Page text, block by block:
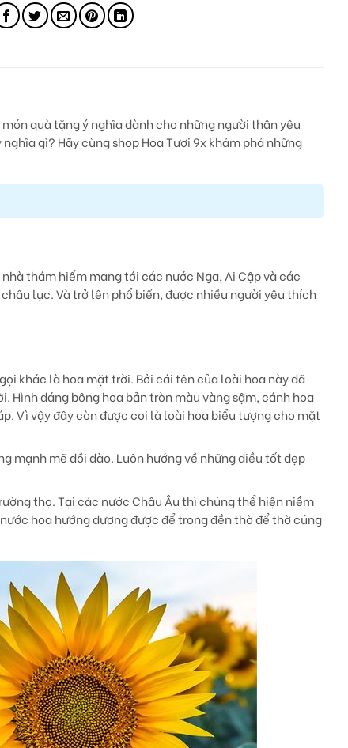
quà tặng ý nghĩa dành cho những người thân yêu
gì? Hãy cùng shop Hoa Tươi 9x khám phá những
thám hiểm mang tới các nước Nga, Ai Cập và các
lục. Và trở lên phổ biến, được nhiều người yêu thích
khác là hoa mặt trời. Bởi cái tên của loài hoa này đã
dáng bông hoa bản tròn màu vàng sậm, cánh hoa
Vì vậy đây còn được coi là loài hoa biểu tượng cho mặt
mạnh mẽ dồi dào. Luôn hướng về những điều tốt đẹp
thọ. Tại các nước Châu Âu thì chúng thể hiện niềm
hoa hướng dương được để trong đền thờ để thờ cúng